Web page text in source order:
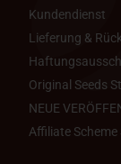
Kundendienst
Lieferung &
Original Seeds
NEUE
Affiliate Scheme